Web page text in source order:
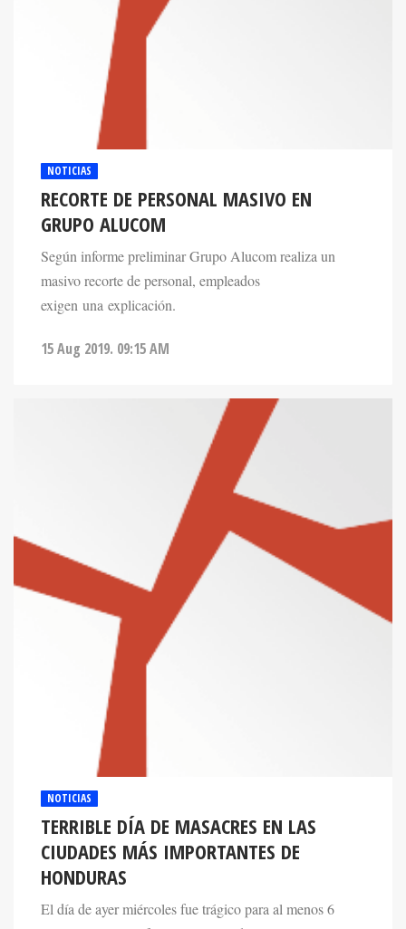
NOTICIAS
RECORTE DE PERSONAL MASIVO EN
GRUPO ALUCOM
Según informe preliminar Grupo Alucom realiza un
masivo recorte de personal, empleados
exigen una explicación.
15 Aug 2019. 09:15 AM
NOTICIAS
TERRIBLE DÍA DE MASACRES EN LAS
CIUDADES MÁS IMPORTANTES DE
HONDURAS
El día de ayer miércoles fue trágico para al menos 6